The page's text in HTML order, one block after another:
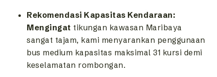
Rekomendasi Kapasitas Kendaraan:
Mengingat tikungan kawasan Maribaya
sangat tajam, kami menyarankan penggunaan
bus medium kapasitas maksimal 31 kursi demi
keselamatan rombongan.